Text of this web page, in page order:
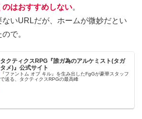
はおすすめしない。
いURLだが、ホームが微妙だとい
で。
タクティクスRPG『誰ガ為のアルケミスト(タガ
タメ)』公式サイト
『ファントム オブ キル』を生み出したFgGが豪華スタッフ
で送る、タクティクスRPGの最高峰